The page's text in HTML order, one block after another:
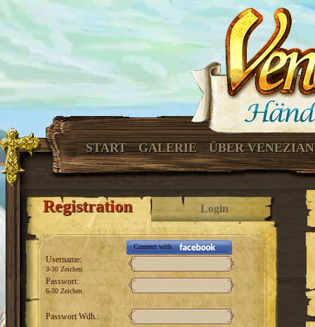
START GALERIE ÜBER
Registration Login
Connect with
Username:
3-30 Zeichen
Passwort:
6-30 Zeichen
Passwort Wdh.: